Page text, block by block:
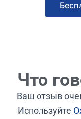
Что
Ваш отзыв
Используйте